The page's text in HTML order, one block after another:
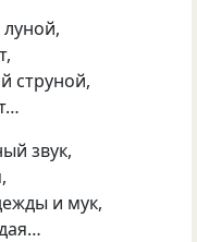
струной,
звук,
и мук,